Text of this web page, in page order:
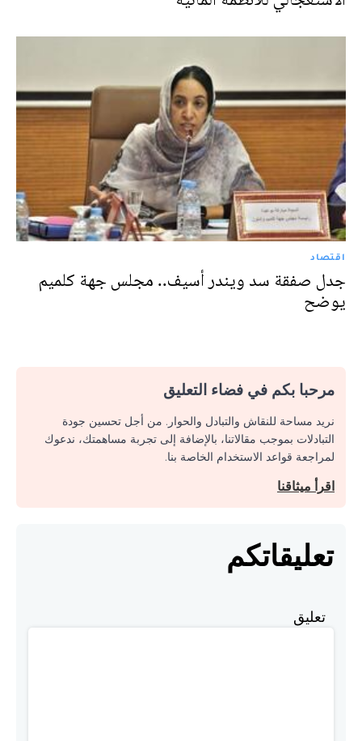
اقتصاد
جدل صفقة سد ويندر أسيف.. مجلس جهة كلميم
يوضح
مرحبا بكم في فضاء التعليق
نريد مساحة للنقاش والتبادل والحوار. من أجل تحسين جودة
التبادلات بموجب مقالاتنا، بالإضافة إلى تجربة مساهمتك، ندعوك
لمراجعة قواعد الاستخدام الخاصة بنا.
اقرأ ميثاقنا
تعليقاتكم
تعليق